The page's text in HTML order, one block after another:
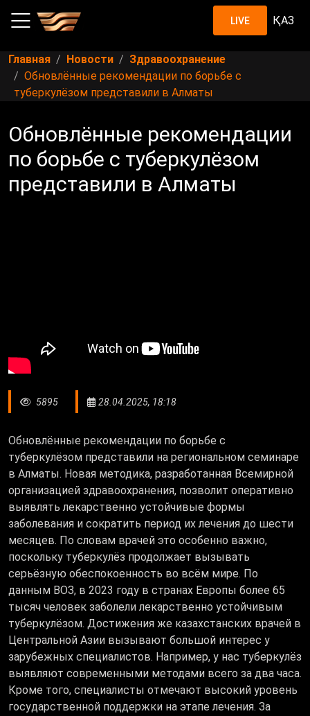
LIVE ҚАЗ
Главная Новости
Здравоохранение
Обновлённые рекомендации по борьбе с
туберкулёзом представили в Алматы
Обновлённые рекомендации
по борьбе с туберкулёзом
представили в Алматы
5895 28.04.2025, 18:18
Обновлённые рекомендации по борьбе с
туберкулёзом представили на региональном семинаре
в Алматы. Новая методика, разработанная Всемирной
организацией здравоохранения, позволит оперативно
выявлять лекарственно устойчивые формы
заболевания и сократить период их лечения до шести
месяцев. По словам врачей это особенно важно,
поскольку туберкулёз продолжает вызывать
серьёзную обеспокоенность во всём мире. По
данным ВОЗ, в 2023 году в странах Европы более 65
тысяч человек заболели лекарственно устойчивым
туберкулёзом. Достижения же казахстанских врачей в
Центральной Азии вызывают большой интерес у
зарубежных специалистов. Например, у нас туберкулёз
выявляют современными методами всего за два часа.
Кроме того, специалисты отмечают высокий уровень
государственной поддержки на этапе лечения. За